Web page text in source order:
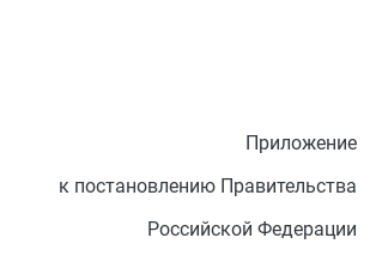
Приложение
к постановлению Правительства
Российской Федерации